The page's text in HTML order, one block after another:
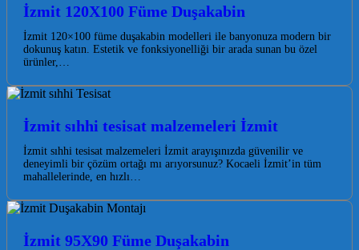
İzmit 120X100 Füme Duşakabin
İzmit 120×100 füme duşakabin modelleri ile banyonuza modern bir
dokunuş katın. Estetik ve fonksiyonelliği bir arada sunan bu özel
ürünler,…
İzmit sıhhi tesisat malzemeleri İzmit
İzmit sıhhi tesisat malzemeleri İzmit arayışınızda güvenilir ve
deneyimli bir çözüm ortağı mı arıyorsunuz? Kocaeli İzmit’in tüm
mahallelerinde, en hızlı…
İzmit 95X90 Füme Duşakabin